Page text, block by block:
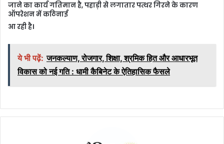
जाने का कार्य गतिमान है, पहाड़ी से लगातार पत्थर गिरने के कारण
ऑपरेशन में कठिनाई
आ रही है।
ये भी पढ़ें: जनकल्याण, रोजगार, शिक्षा, श्रमिक हित और आधारभूत
विकास को नई गति : धामी कैबिनेट के ऐतिहासिक फैसले